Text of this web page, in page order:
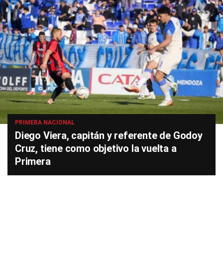
PRIMERA NACIONAL
Diego Viera, capitán y referente de Godoy
Cruz, tiene como objetivo la vuelta a
Primera